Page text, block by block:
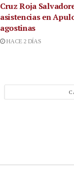
Cruz Roja
asistencias en
agostinas
HACE 2 DÍAS